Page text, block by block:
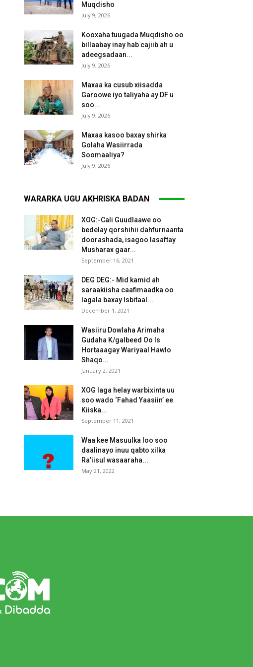
Muqdisho
July 9, 2026
Kooxaha tuugada Muqdisho oo
billaabay inay hab cajiib ah u
adeegsadaan...
July 9, 2026
Maxaa ka cusub xiisadda
Garoowe iyo taliyaha ay DF u
soo...
July 9, 2026
Maxaa kasoo baxay shirka
Golaha Wasiirrada
Soomaaliya?
July 9, 2026
WARARKA UGU AKHRISKA BADAN
XOG:-Cali Guudlaawe oo
bedelay qorshihii dahfurnaanta
doorashada, isagoo lasaftay
Musharax gaar...
September 16, 2021
DEG DEG:- Mid kamid ah
saraakiisha caafimaadka oo
lagala baxay Isbitaal...
December 1, 2021
Wasiiru Dowlaha Arimaha
Gudaha K/galbeed Oo Is
Hortaaagay Wariyaal Hawlo
Shaqo...
January 2, 2021
XOG laga helay warbixinta uu
soo wado ‘Fahad Yaasiin’ ee
Kiiska...
September 11, 2021
Waa kee Masuulka loo soo
daalinayo inuu qabto xilka
Ra’iisul wasaaraha...
May 21, 2022